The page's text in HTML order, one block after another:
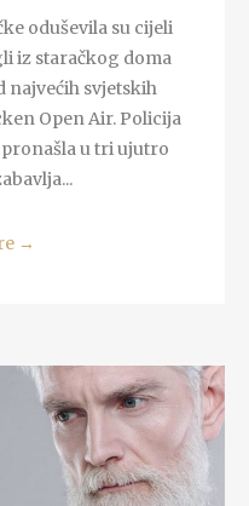
oduševila su cijeli
iz staračkog doma
najvećih svjetskih
Open Air. Policija
u tri ujutro
→